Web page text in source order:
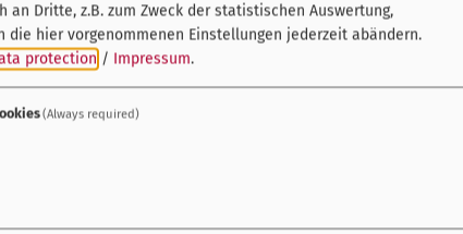
an Dritte, z.B. zum Zweck der statistischen Auswertung,
die hier vorgenommenen Einstellungen jederzeit abändern.
protection / Impressum.
(Always required)